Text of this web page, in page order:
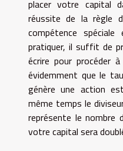
placer votre capital
réussite de la règle
compétence
pratiquer, il suffit de
écrire pour procéder
évidemment que le
génère une action
même temps le
représente le nombre
votre capital sera